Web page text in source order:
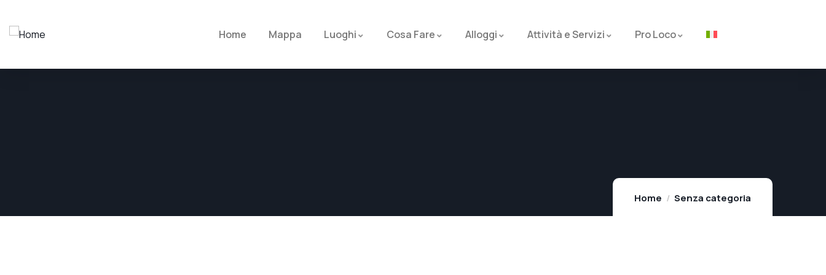
Home Mappa Luoghi Cosa Fare Alloggi Attività e Servizi Pro Loco
Home Senza categoria